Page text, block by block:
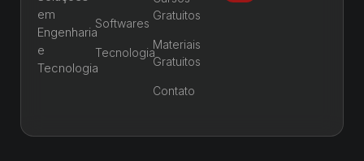
em
Engenharia
e
Tecnologia
Softwares
Tecnologia
Gratuitos
Materiais
Gratuitos
Contato